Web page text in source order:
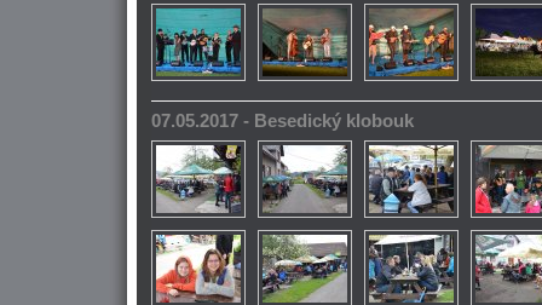
07.05.2017 - Besedický klobouk